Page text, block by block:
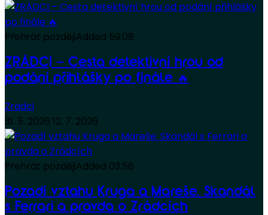
Přehrát pozdějiAdded 59:08
ZRÁDCI – Cesta detektivní hrou od
podání přihlášky po finále 🔥
Zradci
31. 5. 2026 12. 7. 2026
Přehrát pozdějiAdded 03:58
Pozadí vztahu Kruga a Mareše. Skandál
s Ferrari a pravda o Zrádcích